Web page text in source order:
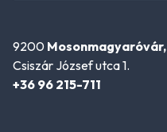
9200 Mosonmagyaróvár,
Csiszár József utca 1.
+36 96 215-711